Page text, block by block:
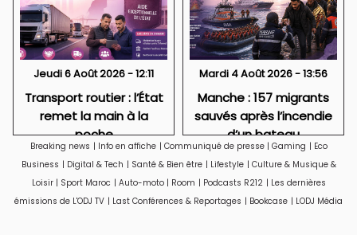
Jeudi 6 Août 2026 - 12:11
Transport routier : l’État
remet la main à la
poche
Mardi 4 Août 2026 - 13:56
Manche : 157 migrants
sauvés après l’incendie
d’un bateau
Breaking news | Info en affiche | Communiqué de presse | Gaming | Eco
Business | Digital & Tech | Santé & Bien être | Lifestyle | Culture & Musique &
Loisir | Sport Maroc | Auto-moto | Room | Podcasts R212 | Les dernières
émissions de L'ODJ TV | Last Conférences & Reportages | Bookcase | LODJ Média